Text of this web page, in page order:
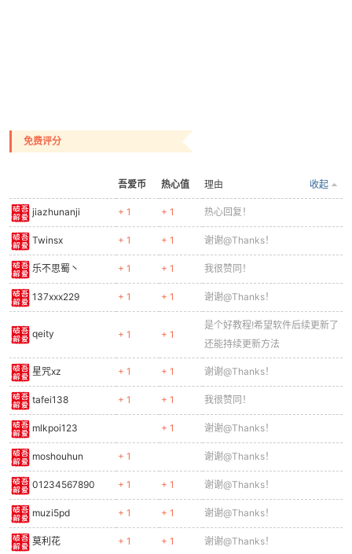
免费评分
吾爱币 热心值 收起
理由
jiazhunanji + 1 + 1 热心回复！
Twinsx + 1 + 1 谢谢@Thanks！
乐不思蜀丶 + 1 + 1 我很赞同！
137xxx229 + 1 + 1 谢谢@Thanks！
qeity + 1 + 1
是个好教程!希望软件后续更新了
还能持续更新方法
星咒xz + 1 + 1 谢谢@Thanks！
tafei138 + 1 + 1 我很赞同！
mlkpoi123 + 1 谢谢@Thanks！
moshouhun + 1 谢谢@Thanks！
01234567890 + 1 + 1 谢谢@Thanks！
muzi5pd + 1 + 1 谢谢@Thanks！
莫利花 + 1 + 1 谢谢@Thanks！